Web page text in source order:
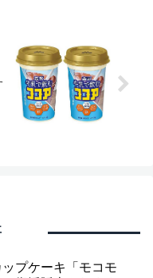
プケーキ「モコモ